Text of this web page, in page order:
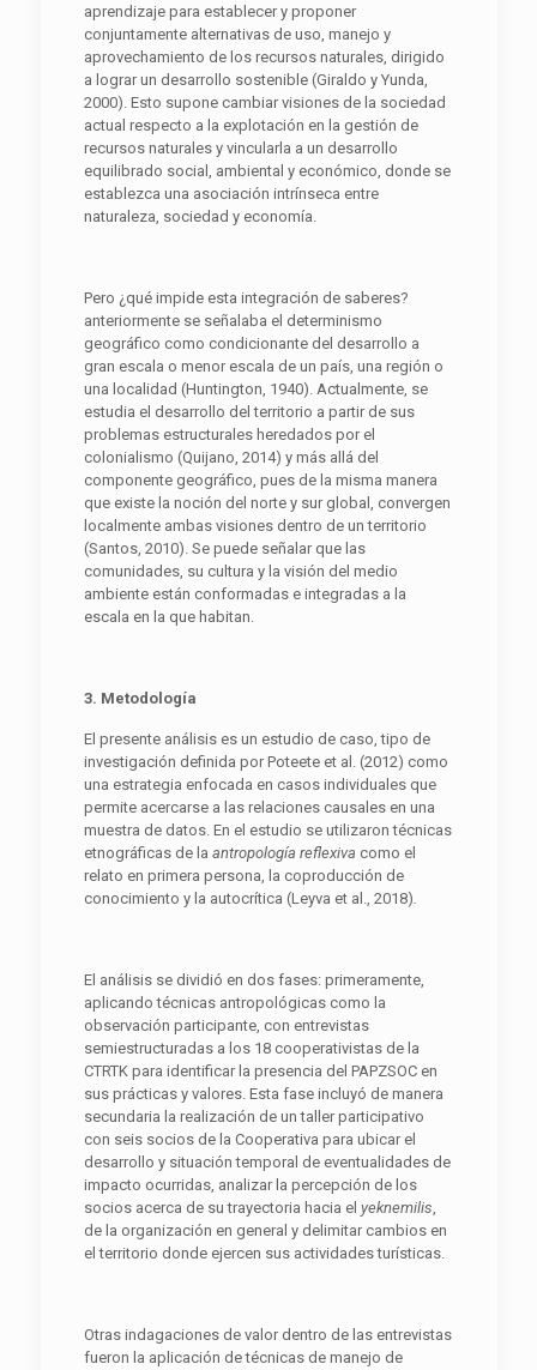
aprendizaje para establecer y proponer
conjuntamente alternativas de uso, manejo y
aprovechamiento de los recursos naturales, dirigido
a lograr un desarrollo sostenible (Giraldo y Yunda,
2000). Esto supone cambiar visiones de la sociedad
actual respecto a la explotación en la gestión de
recursos naturales y vincularla a un desarrollo
equilibrado social, ambiental y económico, donde se
establezca una asociación intrínseca entre
naturaleza, sociedad y economía.
Pero ¿qué impide esta integración de saberes?
anteriormente se señalaba el determinismo
geográfico como condicionante del desarrollo a
gran escala o menor escala de un país, una región o
una localidad (Huntington, 1940). Actualmente, se
estudia el desarrollo del territorio a partir de sus
problemas estructurales heredados por el
colonialismo (Quijano, 2014) y más allá del
componente geográfico, pues de la misma manera
que existe la noción del norte y sur global, convergen
localmente ambas visiones dentro de un territorio
(Santos, 2010). Se puede señalar que las
comunidades, su cultura y la visión del medio
ambiente están conformadas e integradas a la
escala en la que habitan.
3. Metodología
El presente análisis es un estudio de caso, tipo de
investigación definida por Poteete et al. (2012) como
una estrategia enfocada en casos individuales que
permite acercarse a las relaciones causales en una
muestra de datos. En el estudio se utilizaron técnicas
etnográficas de la antropología reflexiva como el
relato en primera persona, la coproducción de
conocimiento y la autocrítica (Leyva et al., 2018).
El análisis se dividió en dos fases: primeramente,
aplicando técnicas antropológicas como la
observación participante, con entrevistas
semiestructuradas a los 18 cooperativistas de la
CTRTK para identificar la presencia del PAPZSOC en
sus prácticas y valores. Esta fase incluyó de manera
secundaria la realización de un taller participativo
con seis socios de la Cooperativa para ubicar el
desarrollo y situación temporal de eventualidades de
impacto ocurridas, analizar la percepción de los
socios acerca de su trayectoria hacia el yeknemilis,
de la organización en general y delimitar cambios en
el territorio donde ejercen sus actividades turísticas.
Otras indagaciones de valor dentro de las entrevistas
fueron la aplicación de técnicas de manejo de